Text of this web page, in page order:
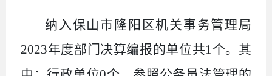
纳入保山市隆阳区机关事务管理局
2023年度部门决算编报的单位共1个。其